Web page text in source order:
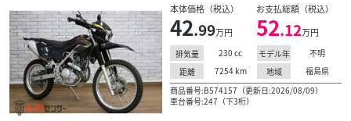
本体価格（税込）
42.99万円
お支払総額（税込）
52.12万円
排気量 230 cc モデル年
不明
距離
7254 km 地域
福島県
商品番号:B574157（更新日:2026/08/09）
車台番号:247（下3桁）